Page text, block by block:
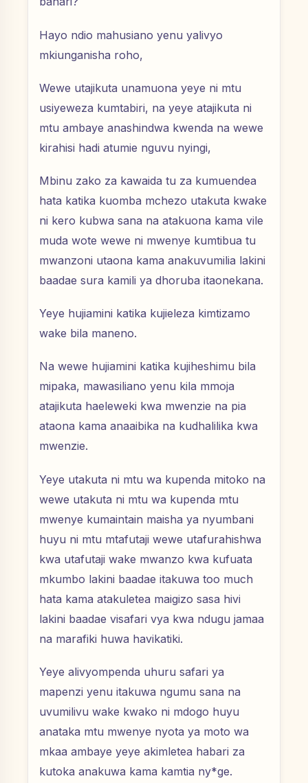
Hayo ndio mahusiano yenu yalivyo
mkiunganisha roho,
Wewe utajikuta unamuona yeye ni mtu
usiyeweza kumtabiri, na yeye atajikuta ni
mtu ambaye anashindwa kwenda na wewe
kirahisi hadi atumie nguvu nyingi,
Mbinu zako za kawaida tu za kumuendea
hata katika kuomba mchezo utakuta kwake
ni kero kubwa sana na atakuona kama vile
muda wote wewe ni mwenye kumtibua tu
mwanzoni utaona kama anakuvumilia lakini
baadae sura kamili ya dhoruba itaonekana.
Yeye hujiamini katika kujieleza kimtizamo
wake bila maneno.
Na wewe hujiamini katika kujiheshimu bila
mipaka, mawasiliano yenu kila mmoja
atajikuta haeleweki kwa mwenzie na pia
ataona kama anaaibika na kudhalilika kwa
mwenzie.
Yeye utakuta ni mtu wa kupenda mitoko na
wewe utakuta ni mtu wa kupenda mtu
mwenye kumaintain maisha ya nyumbani
huyu ni mtu mtafutaji wewe utafurahishwa
kwa utafutaji wake mwanzo kwa kufuata
mkumbo lakini baadae itakuwa too much
hata kama atakuletea maigizo sasa hivi
lakini baadae visafari vya kwa ndugu jamaa
na marafiki huwa havikatiki.
Yeye alivyompenda uhuru safari ya
mapenzi yenu itakuwa ngumu sana na
uvumilivu wake kwako ni mdogo huyu
anataka mtu mwenye nyota ya moto wa
mkaa ambaye yeye akimletea habari za
kutoka anakuwa kama kamtia ny*ge.